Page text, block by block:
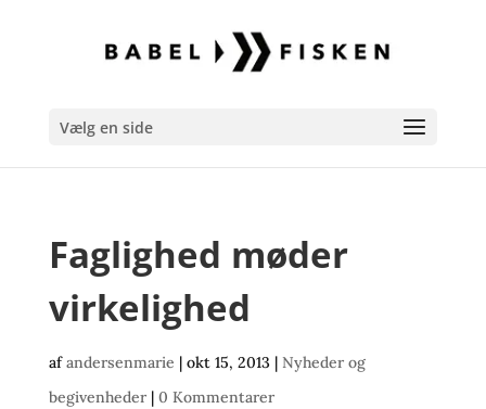
Vælg en side
Faglighed møder
virkelighed
afandersenmarie | okt 15, 2013| Nyheder og
begivenheder| 0 Kommentarer